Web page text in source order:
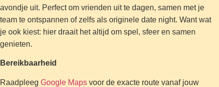
avondje uit. Perfect om vrienden uit te dagen, samen met je
team te ontspannen of zelfs als originele date night. Want wat
je ook kiest: hier draait het altijd om spel, sfeer en samen
genieten.
Bereikbaarheid
Raadpleeg Google Maps voor de exacte route vanaf jouw